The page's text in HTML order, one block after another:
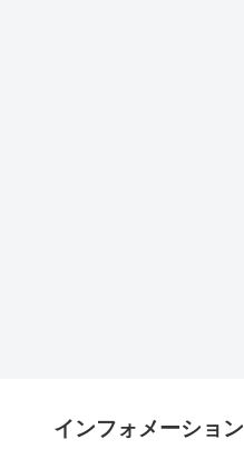
インフォメーション